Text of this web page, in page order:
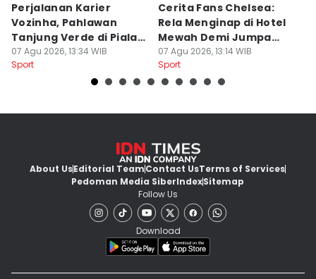
Perjalanan Karier
Vozinha, Pahlawan
Tanjung Verde di Piala
Dunia 2026
07 Agu 2026, 13:34 WIB
Sport
Cerita Fans Chelsea:
Rela Menginap di Hotel
Mewah Demi Jumpa
Cole Palmer
07 Agu 2026, 13:14 WIB
Sport
About UsEditorial TeamContact UsTerms of Services
Pedoman Media SiberIndexSitemap
Follow Us
Download